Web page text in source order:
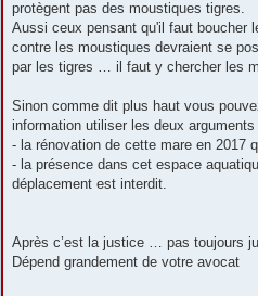
protègent pas des moustiques tigres.
Aussi ceux pensant qu'il faut boucher
contre les moustiques devraient se
par les tigres … il faut y chercher les
Sinon comme dit plus haut vous
information utiliser les deux
- la rénovation de cette mare en 2017
- la présence dans cet espace
déplacement est interdit.
Après c’est la justice … pas toujours
Dépend grandement de votre avocat